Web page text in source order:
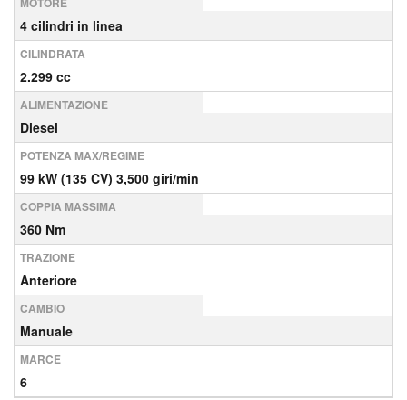
4 cilindri in linea
CILINDRATA
2.299 cc
ALIMENTAZIONE
Diesel
POTENZA MAX/REGIME
99 kW (135 CV) 3,500 giri/min
COPPIA MASSIMA
360 Nm
TRAZIONE
Anteriore
CAMBIO
Manuale
MARCE
6